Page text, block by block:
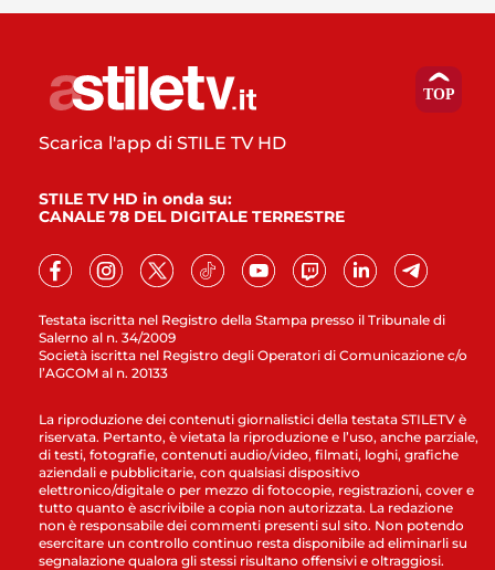
Testata iscritta nel Registro della Stampa presso il Tribunale di
Salerno al n. 34/2009
Società iscritta nel Registro degli Operatori di Comunicazione c/o
l’AGCOM al n. 20133
Scarica l'app di STILE TV HD
STILE TV HD in onda su:
CANALE 78 DEL DIGITALE TERRESTRE
La riproduzione dei contenuti giornalistici della testata STILETV è
riservata. Pertanto, è vietata la riproduzione e l’uso, anche parziale,
di testi, fotografie, contenuti audio/video, filmati, loghi, grafiche
aziendali e pubblicitarie, con qualsiasi dispositivo
elettronico/digitale o per mezzo di fotocopie, registrazioni, cover e
tutto quanto è ascrivibile a copia non autorizzata. La redazione
non è responsabile dei commenti presenti sul sito. Non potendo
esercitare un controllo continuo resta disponibile ad eliminarli su
segnalazione qualora gli stessi risultano offensivi e oltraggiosi.